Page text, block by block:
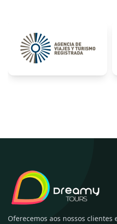
Oferecemos aos nossos clientes